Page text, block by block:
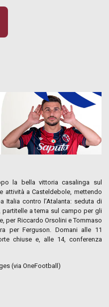
la bella vittoria casalinga sul
attività a Casteldebole, mettendo
Italia contro l’Atalanta: seduta di
a tema sul campo per gli
per Riccardo Orsolini e Tommaso
per Ferguson. Domani alle 11
chiuse e, alle 14, conferenza
(via OneFootball)